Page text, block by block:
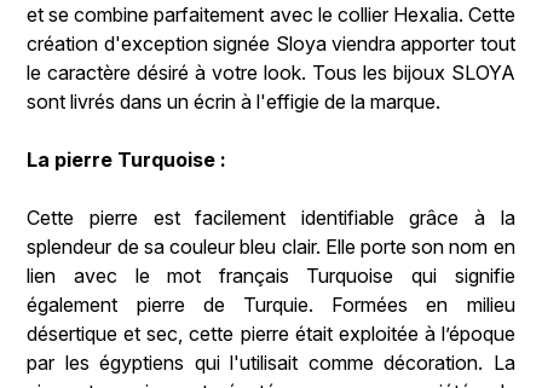
et se combine parfaitement avec le collier Hexalia. Cette
création d'exception signée Sloya viendra apporter tout
le caractère désiré à votre look. Tous les bijoux SLOYA
sont livrés dans un écrin à l'effigie de la marque.
La pierre Turquoise :
Cette pierre est facilement identifiable grâce à la
splendeur de sa couleur bleu clair. Elle porte son nom en
lien avec le mot français Turquoise qui signifie
également pierre de Turquie. Formées en milieu
désertique et sec, cette pierre était exploitée à l’époque
par les égyptiens qui l'utilisait comme décoration. La